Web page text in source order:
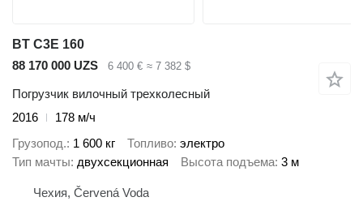
BT C3E 160
88 170 000 UZS
6 400 € ≈ 7 382 $
Погрузчик вилочный трехколесный
2016
178 м/ч
Грузопод. 1 600 кг Топливо электро
Тип мачты двухсекционная Высота подъема 3 м
Чехия, Červená Voda